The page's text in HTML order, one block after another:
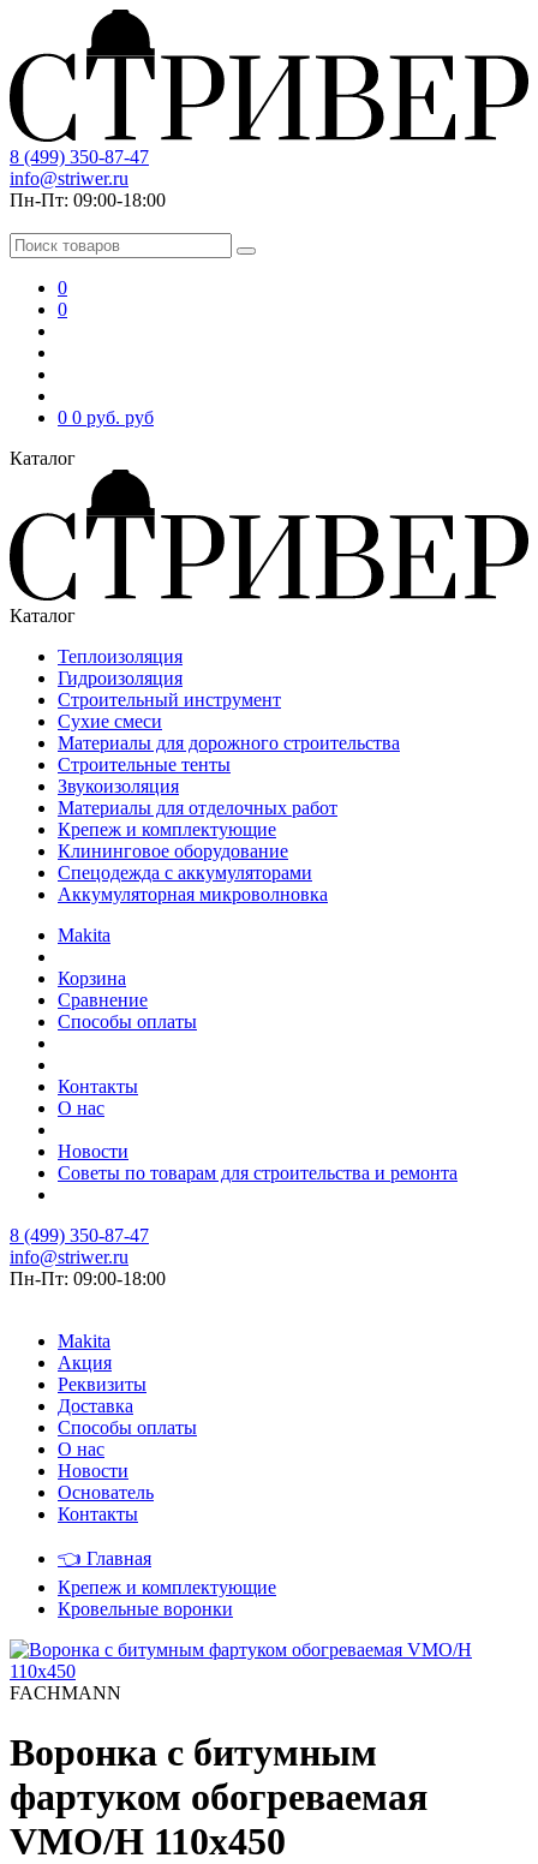
8 (499) 350-87-47
info@striwer.ru
Пн-Пт: 09:00-18:00
0
0
0 0 руб. руб
Каталог
Каталог
Теплоизоляция
Гидроизоляция
Строительный инструмент
Сухие смеси
Материалы для дорожного строительства
Строительные тенты
Звукоизоляция
Материалы для отделочных работ
Крепеж и комплектующие
Клининговое оборудование
Спецодежда с аккумуляторами
Аккумуляторная микроволновка
Makita
Корзина
Сравнение
Способы оплаты
Контакты
О нас
Новости
Советы по товарам для строительства и ремонта
8 (499) 350-87-47
info@striwer.ru
Пн-Пт: 09:00-18:00
Makita
Акция
Реквизиты
Доставка
Способы оплаты
О нас
Новости
Основатель
Контакты
👈 Главная
Крепеж и комплектующие
Кровельные воронки
FACHMANN
Воронка с битумным
фартуком обогреваемая
VMO/H 110x450